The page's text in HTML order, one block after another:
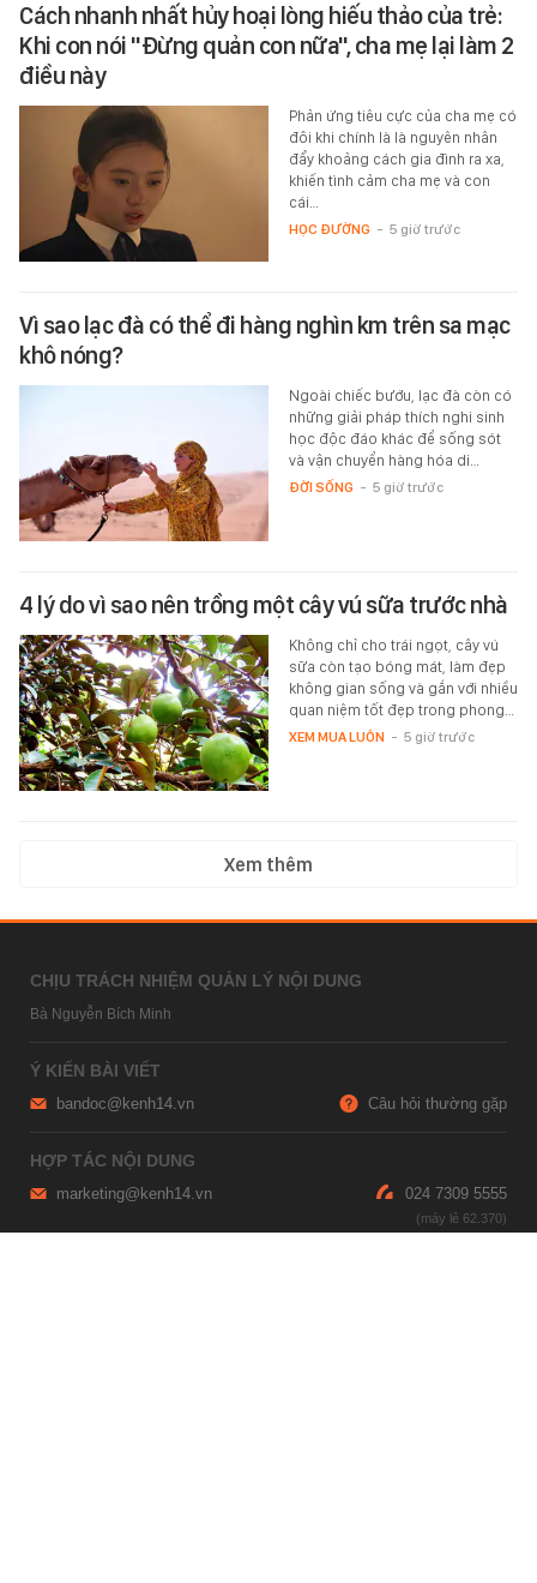
Cách nhanh nhất hủy hoại lòng hiếu thảo của trẻ:
Khi con nói "Đừng quản con nữa", cha mẹ lại làm 2
điều này
Phản ứng tiêu cực của cha mẹ có
đôi khi chính là là nguyên nhân
đẩy khoảng cách gia đình ra xa,
khiến tình cảm cha mẹ và con
cái…
HỌC ĐƯỜNG - 5 giờ trước
Vì sao lạc đà có thể đi hàng nghìn km trên sa mạc
khô nóng?
Ngoài chiếc bướu, lạc đà còn có
những giải pháp thích nghi sinh
học độc đáo khác để sống sót
và vận chuyển hàng hóa di…
ĐỜI SỐNG - 5 giờ trước
4 lý do vì sao nên trồng một cây vú sữa trước nhà
Không chỉ cho trái ngọt, cây vú
sữa còn tạo bóng mát, làm đẹp
không gian sống và gắn với nhiều
quan niệm tốt đẹp trong phong…
XEM MUA LUÔN - 5 giờ trước
Xem thêm
CHỊU TRÁCH NHIỆM QUẢN LÝ NỘI DUNG
Bà Nguyễn Bích Minh
Ý KIẾN BÀI VIẾT
bandoc@kenh14.vn Câu hỏi thường gặp
HỢP TÁC NỘI DUNG
marketing@kenh14.vn 024 7309 5555